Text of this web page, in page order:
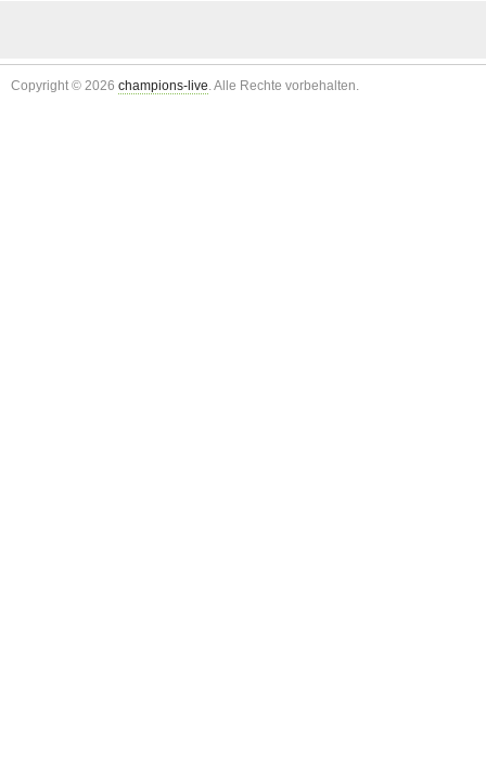
Copyright © 2026 champions-live. Alle Rechte vorbehalten.